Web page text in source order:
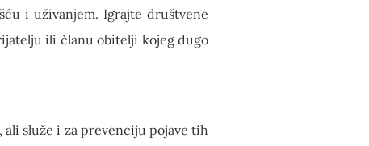
i uživanjem. Igrajte društvene
ili članu obitelji kojeg dugo
služe i za prevenciju pojave tih